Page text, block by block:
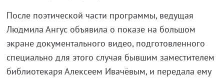
После поэтической части программы, ведущая
Людмила Ангус объявила о показе на большом
экране документального видео, подготовленного
специально для этого случая бывшим заместителем
библиотекаря Алексеем Ивачёвым, и передала ему